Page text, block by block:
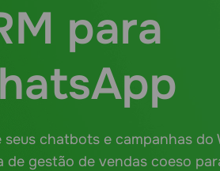
para
seus chatbots e campanhas do
de gestão de vendas coeso